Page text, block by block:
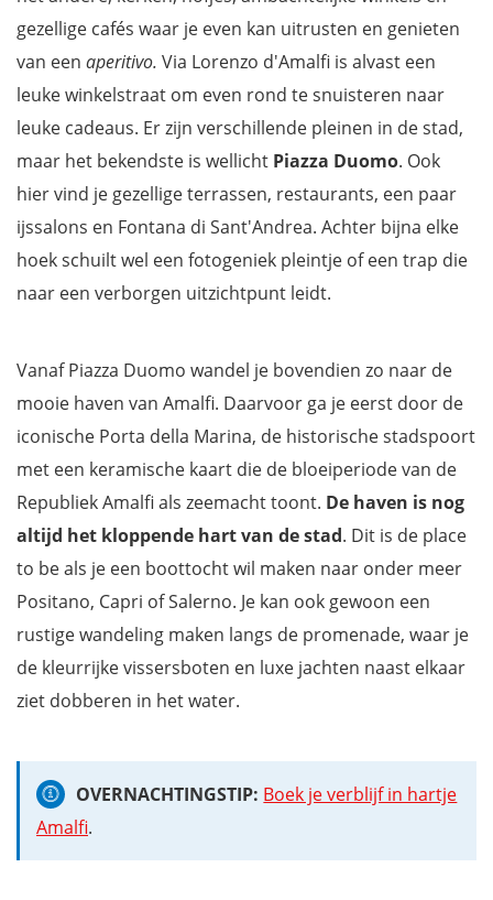
gezellige cafés waar je even kan uitrusten en genieten
van een aperitivo. Via Lorenzo d'Amalfi is alvast een
leuke winkelstraat om even rond te snuisteren naar
leuke cadeaus. Er zijn verschillende pleinen in de stad,
maar het bekendste is wellicht Piazza Duomo. Ook
hier vind je gezellige terrassen, restaurants, een paar
ijssalons en Fontana di Sant'Andrea. Achter bijna elke
hoek schuilt wel een fotogeniek pleintje of een trap die
naar een verborgen uitzichtpunt leidt.
Vanaf Piazza Duomo wandel je bovendien zo naar de
mooie haven van Amalfi. Daarvoor ga je eerst door de
iconische Porta della Marina, de historische stadspoort
met een keramische kaart die de bloeiperiode van de
Republiek Amalfi als zeemacht toont. De haven is nog
altijd het kloppende hart van de stad. Dit is de place
to be als je een boottocht wil maken naar onder meer
Positano, Capri of Salerno. Je kan ook gewoon een
rustige wandeling maken langs de promenade, waar je
de kleurrijke vissersboten en luxe jachten naast elkaar
ziet dobberen in het water.
OVERNACHTINGSTIP: Boek je verblijf in hartje
Amalfi.